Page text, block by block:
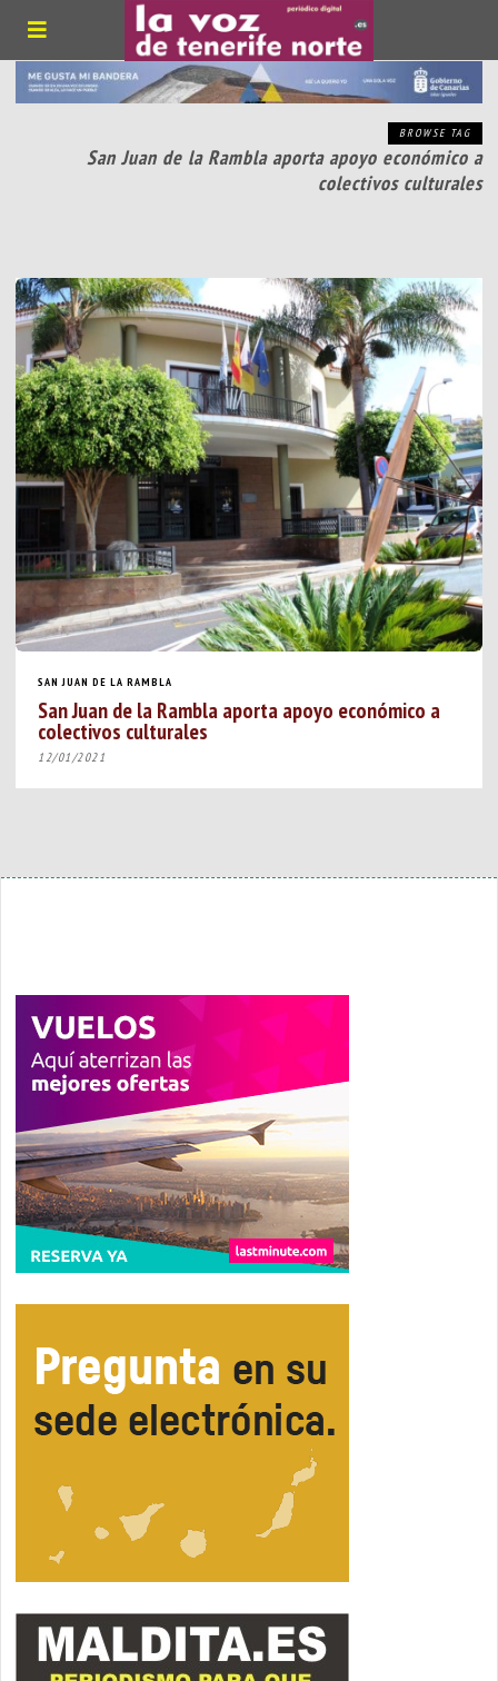
BROWSE TAG
San Juan de la Rambla aporta apoyo económico a
colectivos culturales
SAN JUAN DE LA RAMBLA
San Juan de la Rambla aporta apoyo económico a
colectivos culturales
12/01/2021